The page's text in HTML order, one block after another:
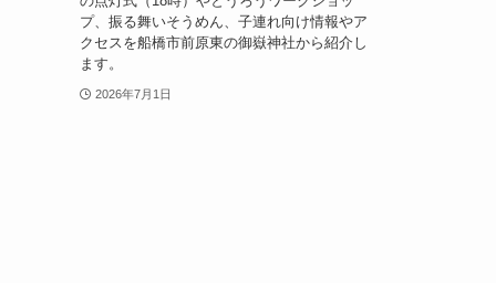
プ、振る舞いそうめん、子連れ向け情報やア
クセスを船橋市前原東の御嶽神社から紹介し
ます。
2026年7月1日